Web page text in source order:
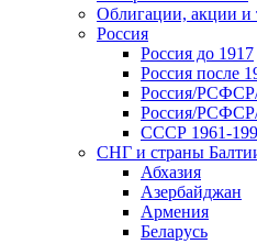
Облигации, акции и
Россия
Россия до 1917
Россия после
Россия/
Россия/
СССР 1961-
СНГ и страны
Абхазия
Азербайджан
Армения
Беларусь